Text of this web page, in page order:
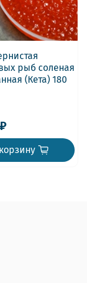
рыб соленая
(Кета) 180